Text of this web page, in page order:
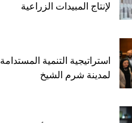
لإنتاج المبيدات الزراعية
استراتيجية التنمية المستدامة
لمدينة شرم الشيخ